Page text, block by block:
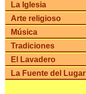
La Iglesia
Arte religioso
Música
Tradiciones
El Lavadero
La Fuente del Lugar